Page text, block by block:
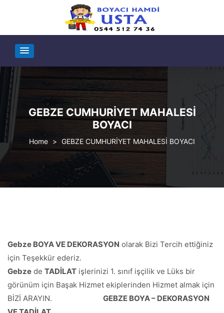
GEBZE CUMHURİYET MAHALESİ
BOYACI
> GEBZE CUMHURİYET MAHALESİ BOYACI
Gebze BOYA VE DEKORASYON olarak Bizi Tercih ettiğiniz
için Teşekkür ederiz.
Gebze de TADİLAT işlerinizi 1. sınıf işçilik ve Lüks bir
görünüm için Başak Hizmet ekiplerinden Hizmet almak için
BİZİ ARAYIN. GEBZE BOYA – DEKORASYON